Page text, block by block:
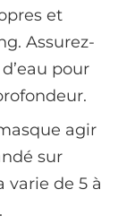
et
Assurez-
pour
agir
sur
varie de 5 à